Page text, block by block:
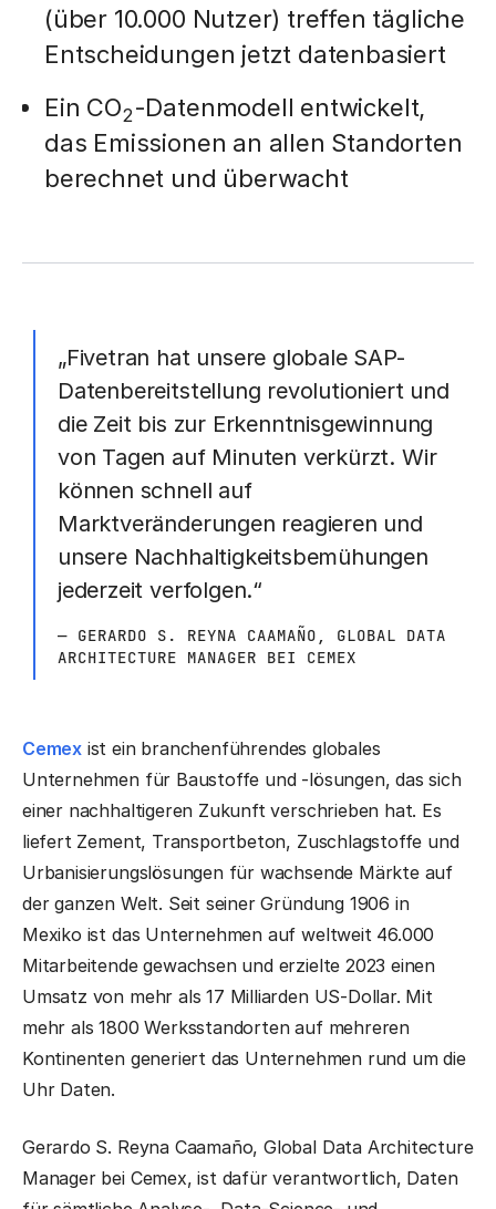
(über 10.000 Nutzer) treffen tägliche
Entscheidungen jetzt datenbasiert
Ein CO2 -Datenmodell entwickelt,
das Emissionen an allen Standorten
berechnet und überwacht
„Fivetran hat unsere globale SAP-
Datenbereitstellung revolutioniert und
die Zeit bis zur Erkenntnisgewinnung
von Tagen auf Minuten verkürzt. Wir
können schnell auf
Marktveränderungen reagieren und
unsere Nachhaltigkeitsbemühungen
jederzeit verfolgen.“
— GERARDO S. REYNA CAAMAÑO, GLOBAL DATA
ARCHITECTURE MANAGER BEI CEMEX
Cemex ist ein branchenführendes globales
Unternehmen für Baustoffe und -lösungen, das sich
einer nachhaltigeren Zukunft verschrieben hat. Es
liefert Zement, Transportbeton, Zuschlagstoffe und
Urbanisierungslösungen für wachsende Märkte auf
der ganzen Welt. Seit seiner Gründung 1906 in
Mexiko ist das Unternehmen auf weltweit 46.000
Mitarbeitende gewachsen und erzielte 2023 einen
Umsatz von mehr als 17 Milliarden US-Dollar. Mit
mehr als 1800 Werksstandorten auf mehreren
Kontinenten generiert das Unternehmen rund um die
Uhr Daten.
Gerardo S. Reyna Caamaño, Global Data Architecture
Manager bei Cemex, ist dafür verantwortlich, Daten